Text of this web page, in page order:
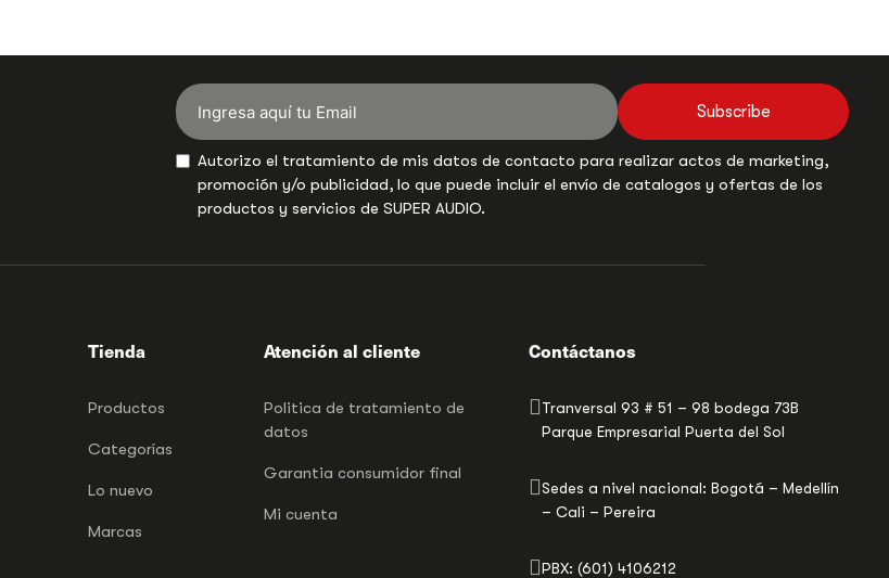
Subscribe
Autorizo el tratamiento de mis datos de contacto para realizar actos de marketing,
promoción y/o publicidad, lo que puede incluir el envío de catalogos y ofertas de los
productos y servicios de SUPER AUDIO.
Tienda
Productos
Categorías
Lo nuevo
Marcas
Atención al cliente
Politica de tratamiento de
datos
Garantia consumidor final
Mi cuenta
Contáctanos
Tranversal 93 # 51 – 98 bodega 73B
Parque Empresarial Puerta del Sol
Sedes a nivel nacional: Bogotá – Medellín
– Cali – Pereira
PBX: (601) 4106212